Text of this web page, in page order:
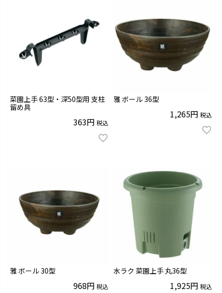
菜園上手 63型・深50型用 支柱
留め具
363 税込
雅 ボール 36型
1,265 税込
雅 ボール 30型
968 税込
水ラク 菜園上手 丸36型
1,925 税込